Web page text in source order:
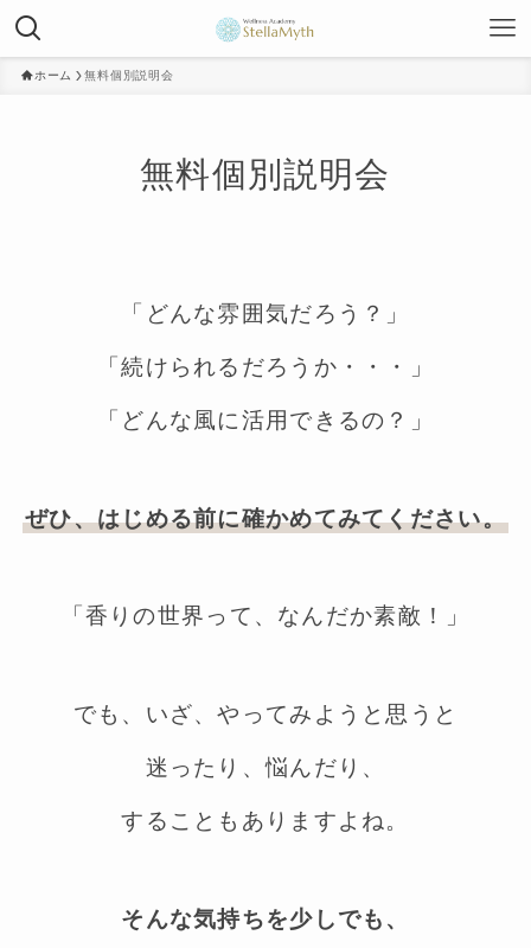
ホーム 無料個別説明会
無料個別説明会
「どんな雰囲気だろう？」
「続けられるだろうか・・・」
「どんな風に活用できるの？」
ぜひ、はじめる前に確かめてみてください。
「香りの世界って、なんだか素敵！」
でも、いざ、やってみようと思うと
迷ったり、悩んだり、
することもありますよね。
そんな気持ちを少しでも、